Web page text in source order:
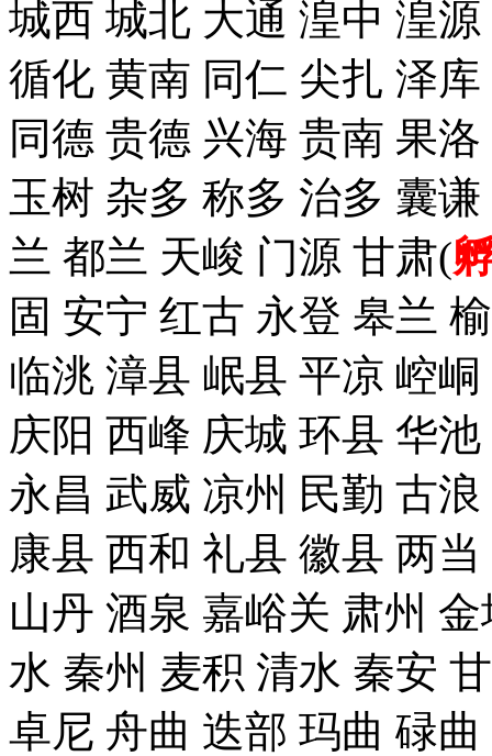
城西 城北 大通 湟中 湟
循化 黄南 同仁 尖扎 泽
同德 贵德 兴海 贵南 果
玉树 杂多 称多 治多 囊
兰 都兰 天峻 门源 甘肃(
固 安宁 红古 永登 皋兰
临洮 漳县 岷县 平凉 崆
庆阳 西峰 庆城 环县 华
永昌 武威 凉州 民勤 古
康县 西和 礼县 徽县 两
山丹 酒泉 嘉峪关 肃州
水 秦州 麦积 清水 秦安
卓尼 舟曲 迭部 玛曲 碌